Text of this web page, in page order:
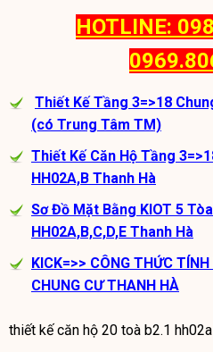
HOTLINE:
Thiết Kế Tầng 3=>18
(có Trung Tâm TM)
Thiết Kế Căn Hộ Tầng
HH02A,B Thanh Hà
Sơ Đồ Mặt Bằng KIOT 5
HH02A,B,C,D,E Thanh Hà
KICK=>> CÔNG THỨC
CHUNG CƯ THANH HÀ
thiết kế căn hộ 20 toà b2.1